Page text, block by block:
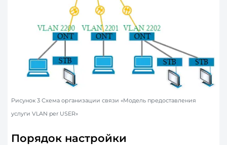
Рисунок 3 Схема организации связи «Модель предоставления
услуги VLAN per USER»
Порядок настройки